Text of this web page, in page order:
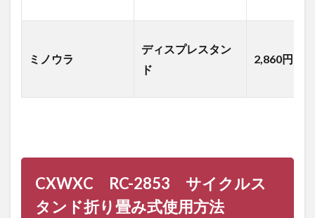
ミノウラ
ディスプレスタン
ド
2,860円
CXWXC RC-2853 サイクルス
タンド折り畳み式使用方法